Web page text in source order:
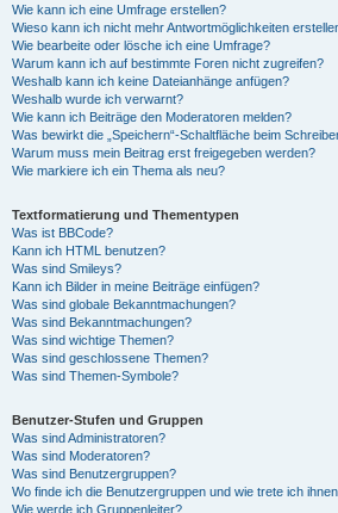
Wie kann ich eine Umfrage erstellen?
Wieso kann ich nicht mehr Antwortmöglichkeiten
Wie bearbeite oder lösche ich eine Umfrage?
Warum kann ich auf bestimmte Foren nicht zugreifen?
Weshalb kann ich keine Dateianhänge anfügen?
Weshalb wurde ich verwarnt?
Wie kann ich Beiträge den Moderatoren melden?
Was bewirkt die „Speichern“-Schaltfläche beim
Warum muss mein Beitrag erst freigegeben werden?
Wie markiere ich ein Thema als neu?
Textformatierung und Thementypen
Was ist BBCode?
Kann ich HTML benutzen?
Was sind Smileys?
Kann ich Bilder in meine Beiträge einfügen?
Was sind globale Bekanntmachungen?
Was sind Bekanntmachungen?
Was sind wichtige Themen?
Was sind geschlossene Themen?
Was sind Themen-Symbole?
Benutzer-Stufen und Gruppen
Was sind Administratoren?
Was sind Moderatoren?
Was sind Benutzergruppen?
Wo finde ich die Benutzergruppen und wie trete ich
Wie werde ich Gruppenleiter?